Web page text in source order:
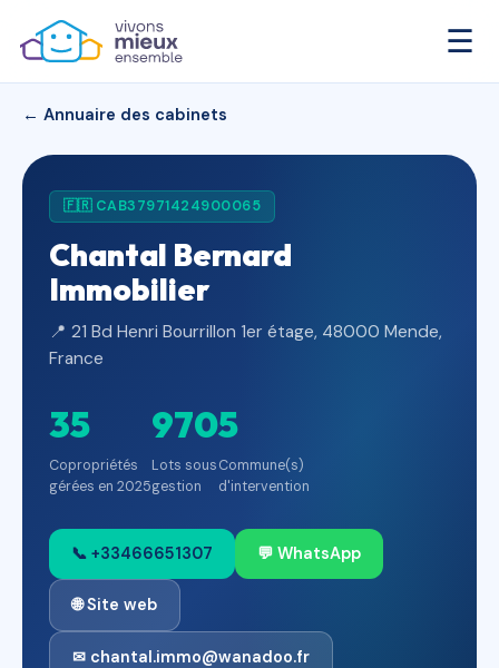
☰
← Annuaire des cabinets
🇫🇷 CAB37971424900065
Chantal Bernard
Immobilier
📍 21 Bd Henri Bourrillon 1er étage, 48000 Mende,
France
35
Copropriétés
gérées en 2025
970
Lots sous
gestion
5
Commune(s)
d'intervention
📞 +33466651307 💬 WhatsApp
🌐 Site web
✉ chantal.immo@wanadoo.fr